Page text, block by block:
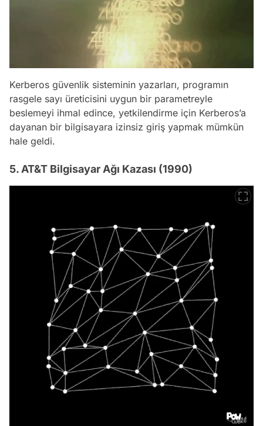
Kerberos güvenlik sisteminin yazarları, programın
rasgele sayı üreticisini uygun bir parametreyle
beslemeyi ihmal edince, yetkilendirme için Kerberos’a
dayanan bir bilgisayara izinsiz giriş yapmak mümkün
hale geldi.
5. AT&T Bilgisayar Ağı Kazası (1990)